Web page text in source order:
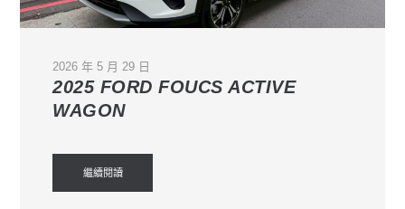
2026 年 5 月 29 日
2025 FORD FOUCS ACTIVE
WAGON
繼續閱讀